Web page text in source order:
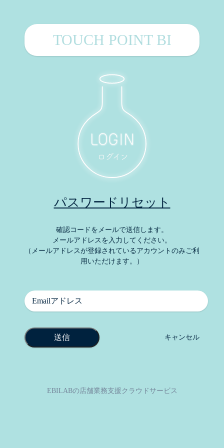
TOUCH POINT BI
パスワードリセット
確認コードをメールで送信します。
メールアドレスを入力してください。
（メールアドレスが登録されているアカウントのみご利
用いただけます。）
送信 キャンセル
EBILABの店舗業務支援クラウドサービス